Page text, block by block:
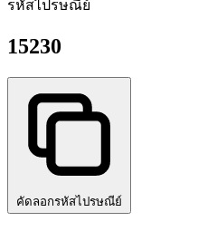
รหัสไปรษณีย์
15230
คัดลอกรหัสไปรษณีย์